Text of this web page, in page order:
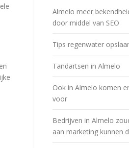
Almelo meer
door middel van SEO
Tips regenwater
Tandartsen in Almelo
Ook in Almelo komen
voor
Bedrijven in Almelo
aan marketing kunnen